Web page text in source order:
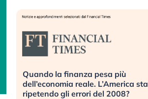
Quando la finanza pesa più
dell’economia reale. L’America sta
ripetendo gli errori del 2008?